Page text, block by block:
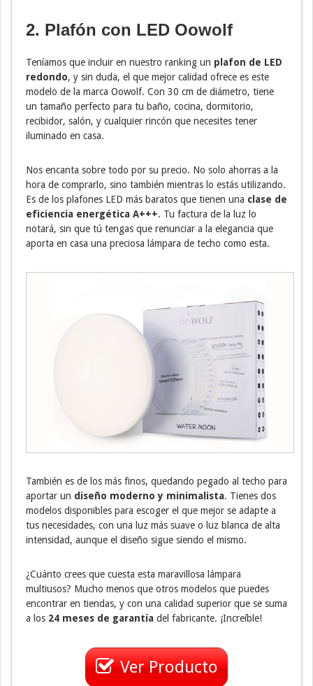
2. Plafón con LED Oowolf
Teníamos que incluir en nuestro ranking un plafon de LED
redondo, y sin duda, el que mejor calidad ofrece es este
modelo de la marca Oowolf. Con 30 cm de diámetro, tiene
un tamaño perfecto para tu baño, cocina, dormitorio,
recibidor, salón, y cualquier rincón que necesites tener
iluminado en casa.
Nos encanta sobre todo por su precio. No solo ahorras a la
hora de comprarlo, sino también mientras lo estás utilizando.
Es de los plafones LED más baratos que tienen una clase de
eficiencia energética A+++. Tu factura de la luz lo
notará, sin que tú tengas que renunciar a la elegancia que
aporta en casa una preciosa lámpara de techo como esta.
También es de los más finos, quedando pegado al techo para
aportar un diseño moderno y minimalista. Tienes dos
modelos disponibles para escoger el que mejor se adapte a
tus necesidades, con una luz más suave o luz blanca de alta
intensidad, aunque el diseño sigue siendo el mismo.
¿Cuánto crees que cuesta esta maravillosa lámpara
multiusos? Mucho menos que otros modelos que puedes
encontrar en tiendas, y con una calidad superior que se suma
a los 24 meses de garantía del fabricante. ¡Increíble!
Ver Producto